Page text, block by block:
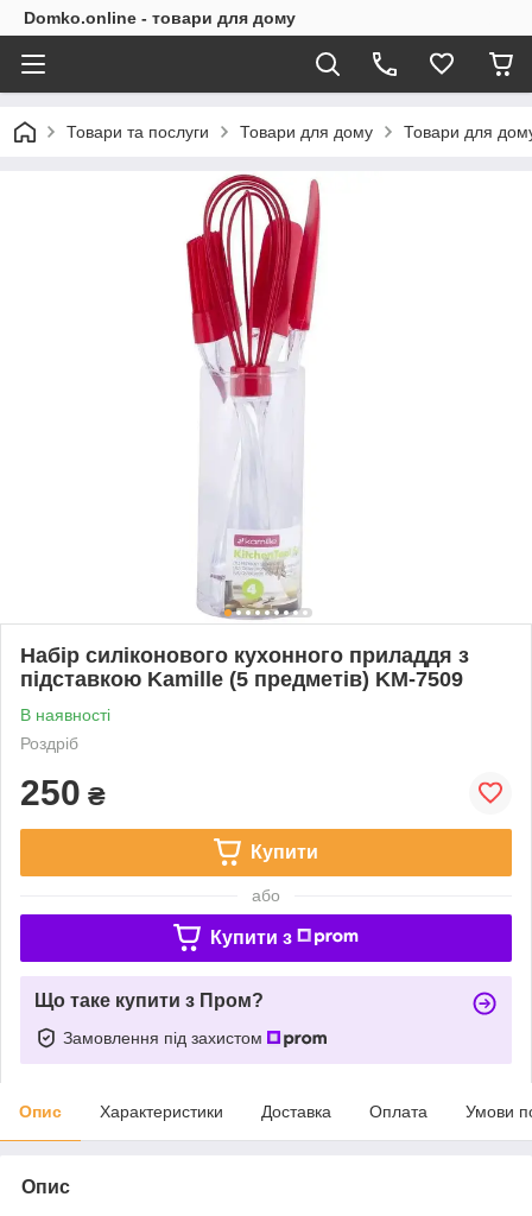
Domko.online - товари для дому
Товари та послуги Товари для дому Товари для
Набір силіконового кухонного приладдя з
підставкою Kamille (5 предметів) KM-7509
В наявності
Роздріб
250 ₴
Купити
або
Купити з
Що таке купити з Пром?
Замовлення під захистом
Опис Характеристики Доставка Оплата Умови
Опис